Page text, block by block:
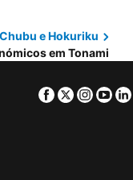
Chubu e Hokuriku
em Tonami
Facebook
Twitter